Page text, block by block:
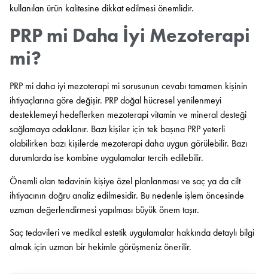
kullanılan ürün kalitesine dikkat edilmesi önemlidir.
PRP mi Daha İyi Mezoterapi
mi?
PRP mi daha iyi mezoterapi mi sorusunun cevabı tamamen kişinin
ihtiyaçlarına göre değişir. PRP doğal hücresel yenilenmeyi
desteklemeyi hedeflerken mezoterapi vitamin ve mineral desteği
sağlamaya odaklanır. Bazı kişiler için tek başına PRP yeterli
olabilirken bazı kişilerde mezoterapi daha uygun görülebilir. Bazı
durumlarda ise kombine uygulamalar tercih edilebilir.
Önemli olan tedavinin kişiye özel planlanması ve saç ya da cilt
ihtiyacının doğru analiz edilmesidir. Bu nedenle işlem öncesinde
uzman değerlendirmesi yapılması büyük önem taşır.
Saç tedavileri ve medikal estetik uygulamalar hakkında detaylı bilgi
almak için uzman bir hekimle görüşmeniz önerilir.